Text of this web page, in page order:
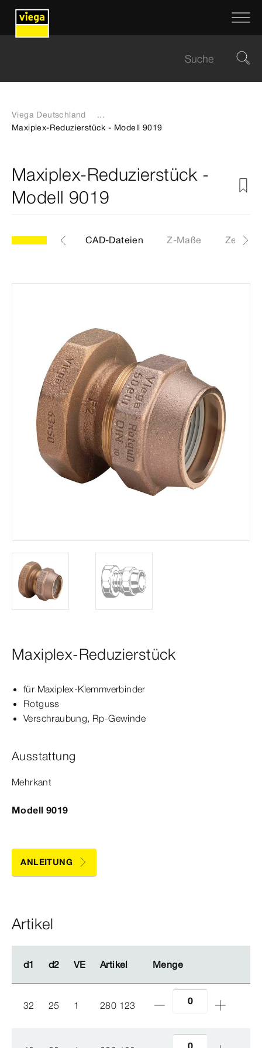
Viega Deutschland
...
Maxiplex-Reduzierstück - Modell 9019
Maxiplex-Reduzierstück -
Modell 9019
Etiketten CAD-Dateien Z-Maße
Maxiplex-Reduzierstück
für Maxiplex-​Klemmverbinder
Rotguss
Verschraubung, Rp‑Gewinde
Ausstattung
Mehrkant
Modell 9019
ANLEITUNG
Artikel
d1 d2 VE Artikel Menge
d1 d2 VE Artikel Menge
32 25 1 280 123